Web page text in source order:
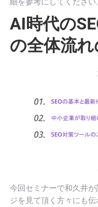
細を参考にしてください
AI時代の
の全体流
今回セミナーで和久井
ジを見て頂く方々にも